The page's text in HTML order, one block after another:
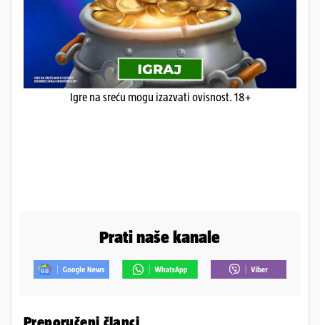
Igre na sreću mogu izazvati ovisnost. 18+
Prati naše kanale